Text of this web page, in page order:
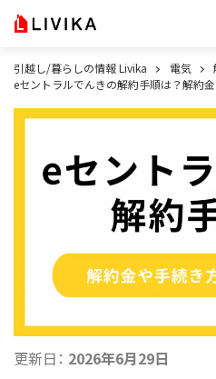
引越し/暮らしの情報 Livika 電気
eセントラルでんきの解約手順は？解約
更新日： 2026年6月29日